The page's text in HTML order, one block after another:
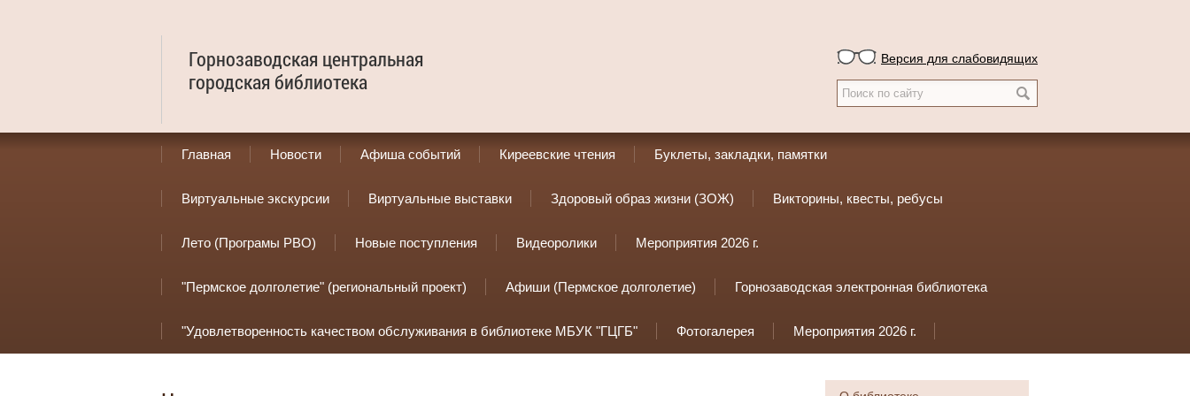
Горнозаводская центральная
городская библиотека
Версия для слабовидящих
Главная Новости Афиша событий Киреевские чтения Буклеты, закладки, памятки
Виртуальные экскурсии Виртуальные выставки Здоровый образ жизни (ЗОЖ) Викторины, квесты, ребусы
Лето (Програмы РВО) Новые поступления Видеоролики Мероприятия 2026 г.
"Пермское долголетие" (региональный проект) Афиши (Пермское долголетие) Горнозаводская электронная библиотека
"Удовлетворенность качеством обслуживания в библиотеке МБУК "ГЦГБ" Фотогалерея Мероприятия 2026 г.